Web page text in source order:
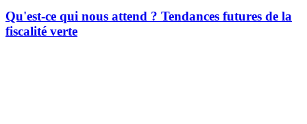
Qu'est-ce qui nous attend ? Tendances futures de la
fiscalité verte